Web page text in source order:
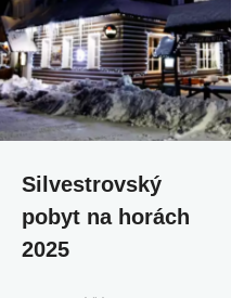
Silvestrovský
pobyt na horách
2025